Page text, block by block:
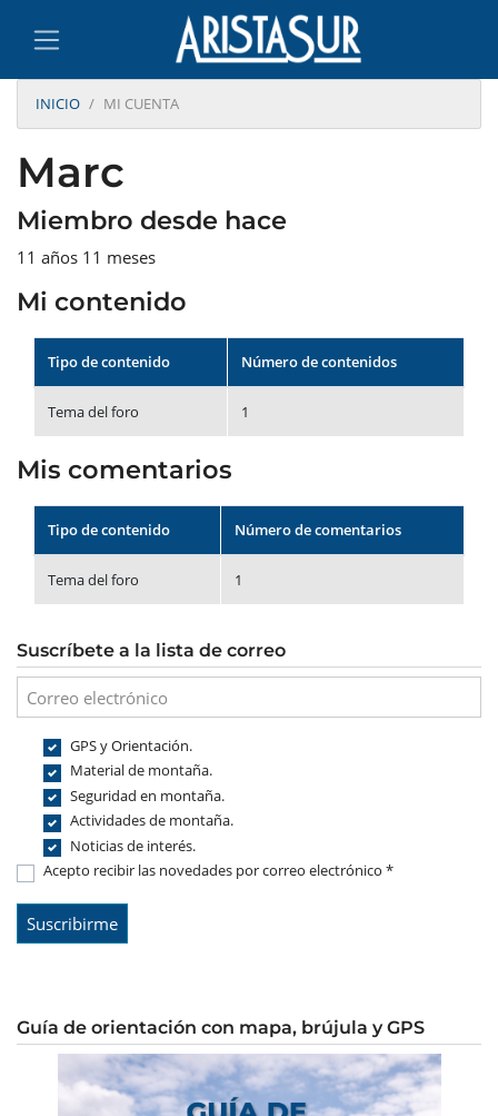
INICIO MI CUENTA
Marc
Miembro desde hace
11 años 11 meses
Mi contenido
Tipo de contenido Número de contenidos
Tema del foro 1
Mis comentarios
Tipo de contenido Número de comentarios
Tema del foro 1
Suscríbete a la lista de correo
GPS y Orientación.
Material de montaña.
Seguridad en montaña.
Actividades de montaña.
Noticias de interés.
Acepto recibir las novedades por correo electrónico *
Guía de orientación con mapa, brújula y GPS